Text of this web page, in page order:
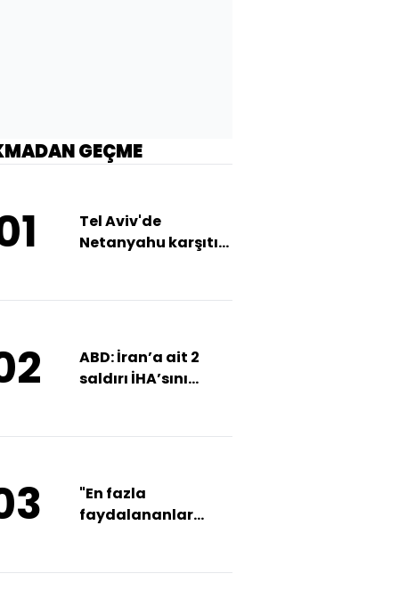
GEÇME
Tel Aviv'de
Netanyahu karşıtı
ABD: İran’a ait 2
saldırı İHA’sını
"En fazla
faydalananlar